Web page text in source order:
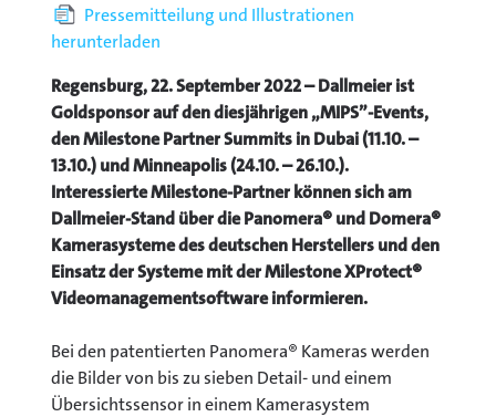
Pressemitteilung und Illustrationen
herunterladen
Regensburg, 22. September 2022 – Dallmeier ist
Goldsponsor auf den diesjährigen „MIPS”-Events,
den Milestone Partner Summits in Dubai (11.10. –
13.10.) und Minneapolis (24.10. – 26.10.).
Interessierte Milestone-Partner können sich am
Dallmeier-Stand über die Panomera® und Domera®
Kamerasysteme des deutschen Herstellers und den
Einsatz der Systeme mit der Milestone XProtect®
Videomanagementsoftware informieren.
Bei den patentierten Panomera® Kameras werden
die Bilder von bis zu sieben Detail- und einem
Übersichtssensor in einem Kamerasystem